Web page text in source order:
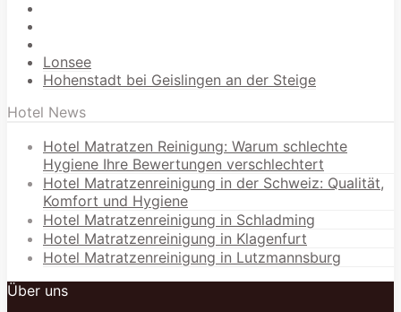
Lonsee
Hohenstadt bei Geislingen an der Steige
Hotel News
Hotel Matratzen Reinigung: Warum schlechte
Hygiene Ihre Bewertungen verschlechtert
Hotel Matratzenreinigung in der Schweiz: Qualität,
Komfort und Hygiene
Hotel Matratzenreinigung in Schladming
Hotel Matratzenreinigung in Klagenfurt
Hotel Matratzenreinigung in Lutzmannsburg
Über uns